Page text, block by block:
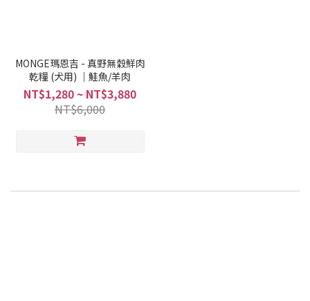
MONGE瑪恩吉 - 真野無穀鮮肉
乾糧 (犬用) ｜鮭魚/羊肉
NT$1,280 ~ NT$3,880
NT$6,000